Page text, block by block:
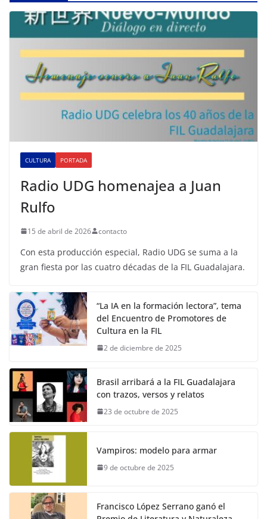
CULTURA PORTADA
Radio UDG homenajea a Juan
Rulfo
15 de abril de 2026 contacto
Con esta producción especial, Radio UDG se suma a la
gran fiesta por las cuatro décadas de la FIL Guadalajara.
“La IA en la formación lectora”, tema
del Encuentro de Promotores de
Cultura en la FIL
2 de diciembre de 2025
Brasil arribará a la FIL Guadalajara
con trazos, versos y relatos
23 de octubre de 2025
Vampiros: modelo para armar
9 de octubre de 2025
Francisco López Serrano ganó el